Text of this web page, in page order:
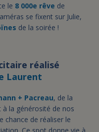
le 8 000e rêve de
se fixent sur Julie,
de la soirée !
réalisé
Laurent
+ Pacreau, de la
à la générosité de nos
chance de réaliser le